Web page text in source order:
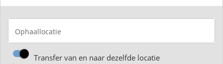
Ophaallocatie
Transfer van en naar dezelfde locatie